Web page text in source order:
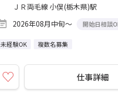
ＪＲ両毛線 小俣(栃木県)駅
2026年08月中旬～
開始日相談
未経験OK 複数名募集
仕事詳細